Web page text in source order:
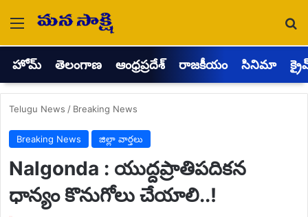
Menu
హోమ్ తెలంగాణ ఆంధ్రప్రదేశ్ రాజకీయం సినిమా
Telugu News / Breaking News
Breaking News జిల్లా వార్తలు
Nalgonda : యుద్దప్రాతిపదికన
ధాన్యం కొనుగోలు చేయాలి..!